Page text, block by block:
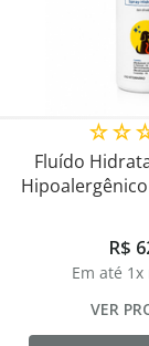
☆☆
Fluído
R$
Em até 1x
VER